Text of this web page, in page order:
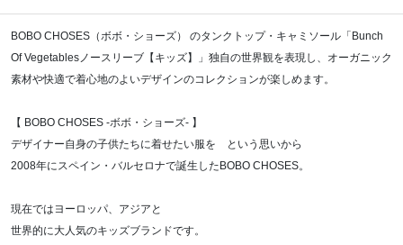
BOBO CHOSES（ボボ・ショーズ） のタンクトップ・キャミソール「Bunch
Of Vegetablesノースリーブ【キッズ】」独自の世界観を表現し、オーガニック
素材や快適で着心地のよいデザインのコレクションが楽しめます。
【 BOBO CHOSES -ボボ・ショーズ- 】
デザイナー自身の子供たちに着せたい服を という思いから
2008年にスペイン・バルセロナで誕生したBOBO CHOSES。
現在ではヨーロッパ、アジアと
世界的に大人気のキッズブランドです。